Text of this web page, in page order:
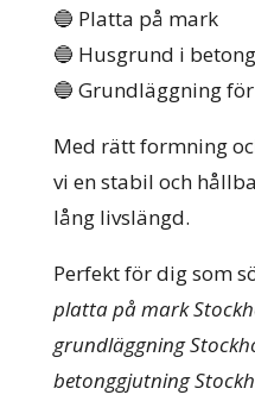
🔵 Platta på mark
🔵 Husgrund i betong
🔵 Grundläggning
Med rätt formning
vi en stabil och
lång livslängd.
Perfekt för dig som
platta på mark
grundläggning
betonggjutning